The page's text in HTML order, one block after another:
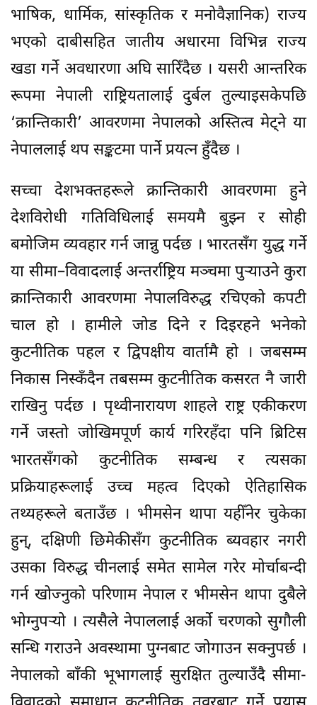
भाषिक, धार्मिक, सांस्कृतिक र मनोवैज्ञानिक) राज्य
भएको दाबीसहित जातीय अधारमा विभिन्न राज्य
खडा गर्ने अवधारणा अघि सारिँदैछ । यसरी आन्तरिक
रूपमा नेपाली राष्ट्रियतालाई दुर्बल तुल्याइसकेपछि
‘क्रान्तिकारी’ आवरणमा नेपालको अस्तित्व मेट्ने या
नेपाललाई थप सङ्कटमा पार्ने प्रयत्न हुँदैछ ।
सच्चा देशभक्तहरूले क्रान्तिकारी आवरणमा हुने
देशविरोधी गतिविधिलाई समयमै बुझ्न र सोही
बमोजिम व्यवहार गर्न जान्नु पर्दछ । भारतसँग युद्ध गर्ने
या सीमा–विवादलाई अन्तर्राष्ट्रिय मञ्चमा पुऱ्याउने कुरा
क्रान्तिकारी आवरणमा नेपालविरुद्ध रचिएको कपटी
चाल हो । हामीले जोड दिने र दिइरहने भनेको
कुटनीतिक पहल र द्विपक्षीय वार्तामै हो । जबसम्म
निकास निस्कँदैन तबसम्म कुटनीतिक कसरत नै जारी
राखिनु पर्दछ । पृथ्वीनारायण शाहले राष्ट्र एकीकरण
गर्ने जस्तो जोखिमपूर्ण कार्य गरिरहँदा पनि ब्रिटिस
भारतसँगको कुटनीतिक सम्बन्ध र त्यसका
प्रक्रियाहरूलाई उच्च महत्व दिएको ऐतिहासिक
तथ्यहरूले बताउँछ । भीमसेन थापा यहीँनेर चुकेका
हुन्, दक्षिणी छिमेकीसँग कुटनीतिक ब्यवहार नगरी
उसका विरुद्ध चीनलाई समेत सामेल गरेर मोर्चाबन्दी
गर्न खोज्नुको परिणाम नेपाल र भीमसेन थापा दुबैले
भोग्नुपऱ्यो । त्यसैले नेपाललाई अर्को चरणको सुगौली
सन्धि गराउने अवस्थामा पुग्नबाट जोगाउन सक्नुपर्छ ।
नेपालको बाँकी भूभागलाई सुरक्षित तुल्याउँदै सीमा-